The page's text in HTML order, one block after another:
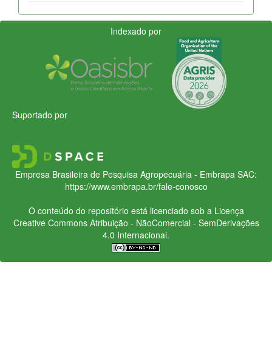
Indexado por
Suportado por
Empresa Brasileira de Pesquisa Agropecuária - Embrapa SAC:
https://www.embrapa.br/fale-conosco
O conteúdo do repositório está licenciado sob a Licença
Creative CommonsAtribuição - NãoComercial - SemDerivações
4.0 Internacional.